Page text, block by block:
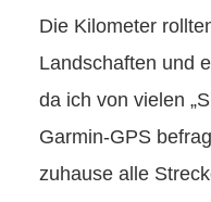
Die Kilometer
Landschaften und
da ich von vielen
Garmin-GPS
zuhause alle